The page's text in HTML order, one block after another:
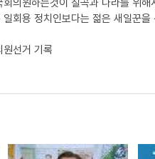
의원하는것이 칠곡과 나라를 위해
회용 정치인보다는 젊은 새일꾼
선거 기록